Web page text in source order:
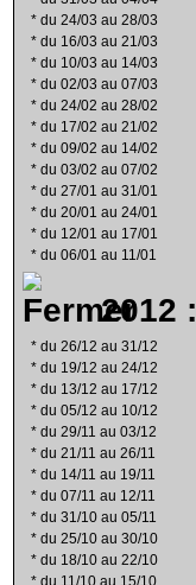
* du 24/03 au 28/03
* du 16/03 au 21/03
* du 10/03 au 14/03
* du 02/03 au 07/03
* du 24/02 au 28/02
* du 17/02 au 21/02
* du 09/02 au 14/02
* du 03/02 au 07/02
* du 27/01 au 31/01
* du 20/01 au 24/01
* du 12/01 au 17/01
* du 06/01 au 11/01
2012 :
* du 26/12 au 31/12
* du 19/12 au 24/12
* du 13/12 au 17/12
* du 05/12 au 10/12
* du 29/11 au 03/12
* du 21/11 au 26/11
* du 14/11 au 19/11
* du 07/11 au 12/11
* du 31/10 au 05/11
* du 25/10 au 30/10
* du 18/10 au 22/10
* du 11/10 au 15/10